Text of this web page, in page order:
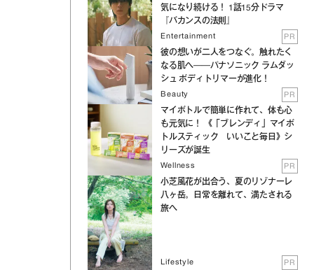
気になり続ける！ 1話15分ドラマ
『バカンスの法則』
Entertainment PR
彼の想いが二人をつなぐ。触れたく
なる肌へ──パナソニック ラムダッ
シュ ボディトリマーが進化！
Beauty PR
マイボトルで簡単に作れて、体も心
も元気に！ 《「ブレンディ」マイボ
トルスティック いいこと毎日》シ
リーズが誕生
Wellness PR
小芝風花が出合う、夏のリゾナーレ
八ヶ岳。日常を離れて、満たされる
旅へ
Lifestyle PR